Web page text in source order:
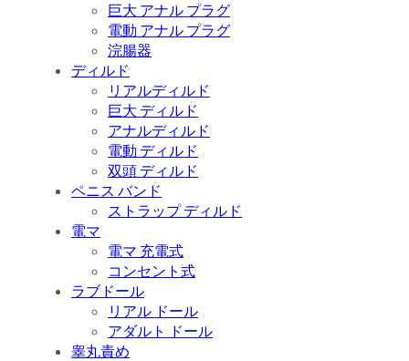
巨大 アナル プラグ
電動 アナル プラグ
浣腸器
ディルド
リアルディルド
巨大 ディルド
アナルディルド
電動 ディルド
双頭 ディルド
ペニス バンド
ストラップ ディルド
電マ
電マ 充電式
コンセント式
ラブドール
リアル ドール
アダルト ドール
睾丸責め